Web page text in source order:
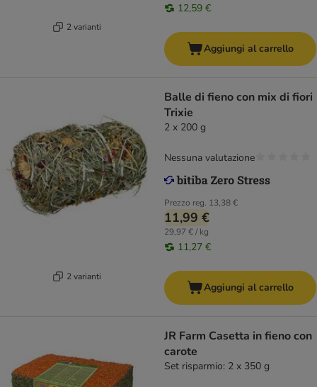
2 varianti
12,59 €
Aggiungi al carrello
2 varianti
Balle di fieno con mix di fiori
Trixie
2 x 200 g
Prezzo reg. 13,38 €
11,99 €
29,97 € / kg
11,27 €
Nessuna valutazione
Aggiungi al carrello
JR Farm Casetta in fieno con
carote
Set risparmio: 2 x 350 g